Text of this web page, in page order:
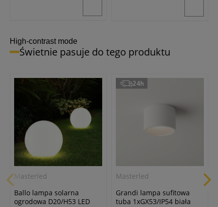
High-contrast mode
Świetnie pasuje do tego produktu
Masterled
Ballo lampa solarna
ogrodowa D20/H53 LED
Masterled
Grandi lampa sufitowa
tuba 1xGX53/IP54 biała
24h